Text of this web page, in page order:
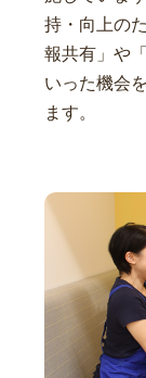
持・向上の
報共有」や
いった機会
ます。